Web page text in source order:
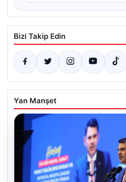
Bizi Takip Edin
Yan Manşet